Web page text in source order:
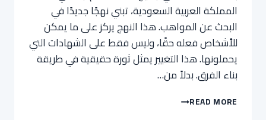
المملكة العربية السعودية، تبني نهجًا جديدًا في
البحث عن المواهب. هذا النهج يركز على ما يمكن
للأشخاص فعله حقًا، وليس فقط على الشهادات التي
يحملونها. هذا التغيير يمثل ثورة حقيقية في طريقة
بناء الفرق. بدلاً من…
READ MOREكيف